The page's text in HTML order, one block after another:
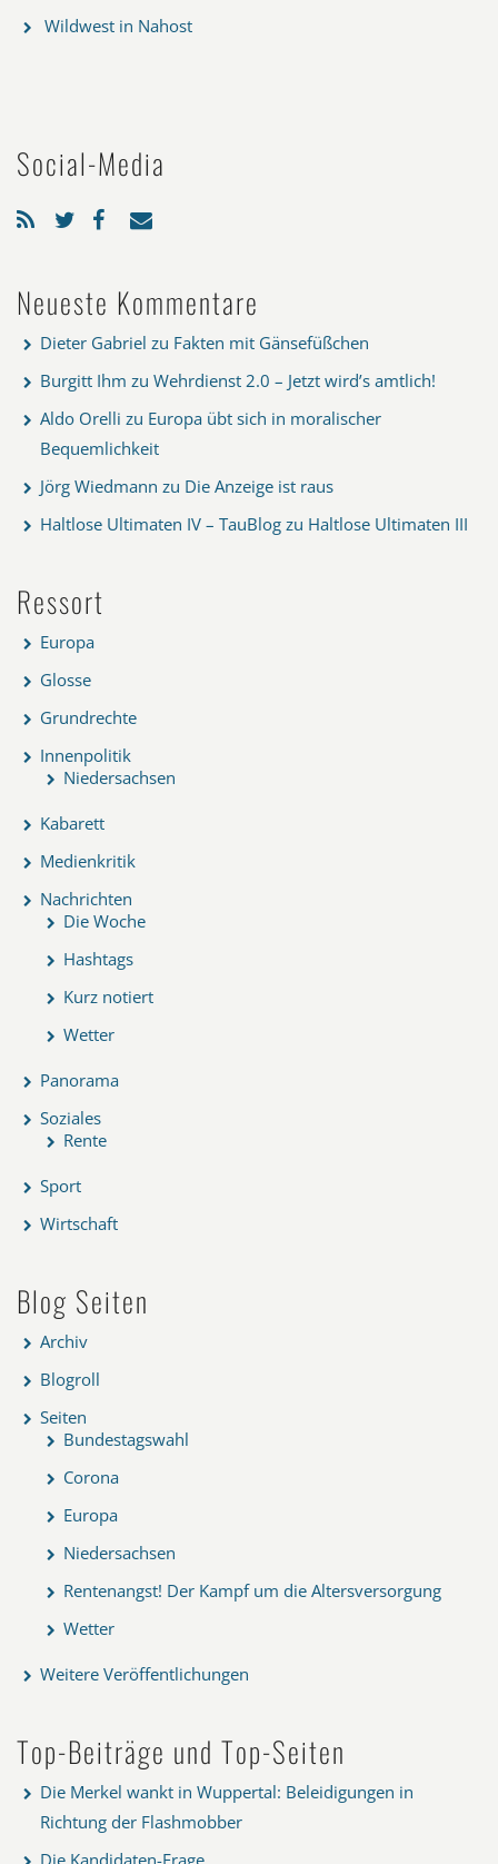
Wildwest in Nahost
Social-Media
Neueste Kommentare
Dieter Gabriel zu Fakten mit Gänsefüßchen
Burgitt Ihm zu Wehrdienst 2.0 – Jetzt wird’s amtlich!
Aldo Orelli zu Europa übt sich in moralischer
Bequemlichkeit
Jörg Wiedmann zu Die Anzeige ist raus
Haltlose Ultimaten IV – TauBlog zu Haltlose Ultimaten III
Ressort
Europa
Glosse
Grundrechte
Innenpolitik
Niedersachsen
Kabarett
Medienkritik
Nachrichten
Die Woche
Hashtags
Kurz notiert
Wetter
Panorama
Soziales
Rente
Sport
Wirtschaft
Blog Seiten
Archiv
Blogroll
Seiten
Bundestagswahl
Corona
Europa
Niedersachsen
Rentenangst! Der Kampf um die Altersversorgung
Wetter
Weitere Veröffentlichungen
Top-Beiträge und Top-Seiten
Die Merkel wankt in Wuppertal: Beleidigungen in
Richtung der Flashmobber
Die Kandidaten-Frage